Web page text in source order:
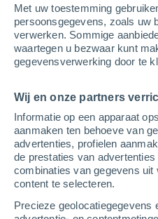
Met uw toestemming
persoonsgegevens, zoals uw
verwerken. Sommige
waartegen u bezwaar kunt
gegevensverwerking door te
Wij en onze partners
Informatie op een apparaat
aanmaken ten behoeve van
advertenties, profielen
de prestaties van
combinaties van gegevens uit
content te selecteren.
Precieze geolocatiegegevens